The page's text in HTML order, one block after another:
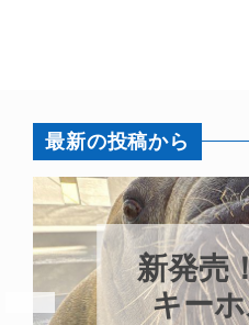
最新の投稿から
！いちこ
ルダー